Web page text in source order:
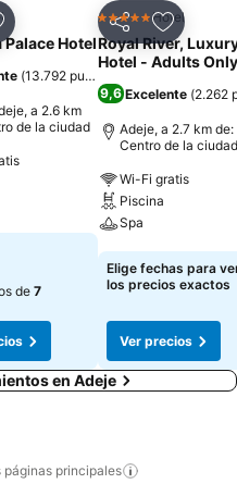
y a sólo 20 minutos como
el centro de congresos
m, y también está ubicado a
entretenimiento como los
de las Águilas.
a favoritos
Hotel
(13.792 puntuaciones
a 2.6 km
de la ciudad
de 7
CompartirAgregar
5 EstrellasHotel
Royal River,
Hotel - Adults Only
9,6 Excelente (2.262
Adeje, a 2.7 km de:
Centro de la ciudad
Wi-Fi gratis
Piscina
Spa
Ver precios
Elige fechas para
los precios exactos
Ver precios
en Adeje
páginas principales